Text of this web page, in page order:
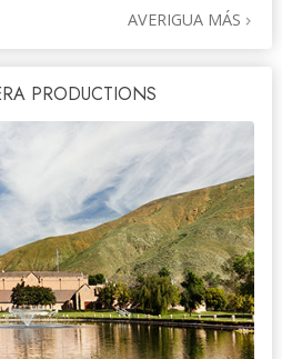
AVERIGUA MÁS
PRODUCTIONS